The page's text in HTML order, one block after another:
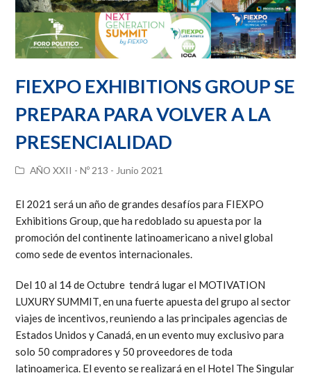
FIEXPO EXHIBITIONS GROUP SE
PREPARA PARA VOLVER A LA
PRESENCIALIDAD
AÑO XXII - Nº 213 - Junio 2021
El 2021 será un año de grandes desafíos para FIEXPO
Exhibitions Group, que ha redoblado su apuesta por la
promoción del continente latinoamericano a nivel global
como sede de eventos internacionales.
Del 10 al 14 de Octubre tendrá lugar el MOTIVATION
LUXURY SUMMIT, en una fuerte apuesta del grupo al sector
viajes de incentivos, reuniendo a las principales agencias de
Estados Unidos y Canadá, en un evento muy exclusivo para
solo 50 compradores y 50 proveedores de toda
latinoamerica. El evento se realizará en el Hotel The Singular